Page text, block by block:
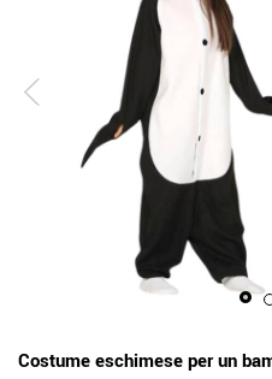
Costume eschimese per un